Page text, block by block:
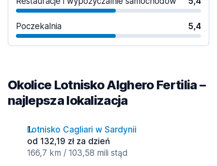
Poczekalnia 5,4
Okolice Lotnisko Alghero Fertilia –
najlepsza lokalizacja
Lotnisko Cagliari w Sardynii
od 132,19 zł za dzień
166,7 km / 103,58 mili stąd